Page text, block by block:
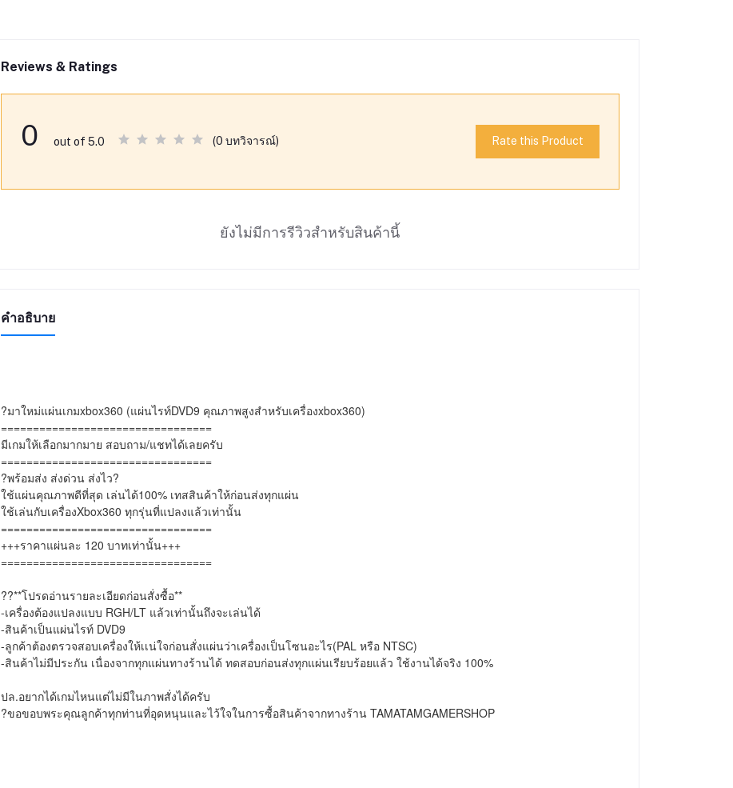
Reviews & Ratings
0 out of 5.0 (0 บทวิจารณ์) Rate this Product
ยังไม่มีการรีวิวสำหรับสินค้านี้
คำอธิบาย
?มาใหม่แผ่นเกมxbox360 (แผ่นไรท์DVD9 คุณภาพสูงสำหรับเครื่องxbox360)
=================================
มีเกมให้เลือกมากมาย สอบถาม/แชทได้เลยครับ
=================================
?พร้อมส่ง ส่งด่วน ส่งไว?
ใช้แผ่นคุณภาพดีที่สุด เล่นได้100% เทสสินค้าให้ก่อนส่งทุกแผ่น
ใช้เล่นกับเครื่องXbox360 ทุกรุ่นที่แปลงแล้วเท่านั้น
=================================
+++ราคาแผ่นละ 120 บาทเท่านั้น+++
=================================
??**โปรดอ่านรายละเอียดก่อนสั่งซื้อ**
-เครื่องต้องแปลงแบบ RGH/LT แล้วเท่านั้นถึงจะเล่นได้
-สินค้าเป็นแผ่นไรท์ DVD9
-ลูกค้าต้องตรวจสอบเครื่องให้เเน่ใจก่อนสั่งแผ่นว่าเครื่องเป็นโซนอะไร(PAL หรือ NTSC)
-สินค้าไม่มีประกัน เนื่องจากทุกแผ่นทางร้านได้ ทดสอบก่อนส่งทุกแผ่นเรียบร้อยแล้ว ใช้งานได้จริง 100%
ปล.อยากได้เกมไหนแต่ไม่มีในภาพสั่งได้ครับ
?ขอขอบพระคุณลูกค้าทุกท่านที่อุดหนุนและไว้ใจในการซื้อสินค้าจากทางร้าน TAMATAMGAMERSHOP